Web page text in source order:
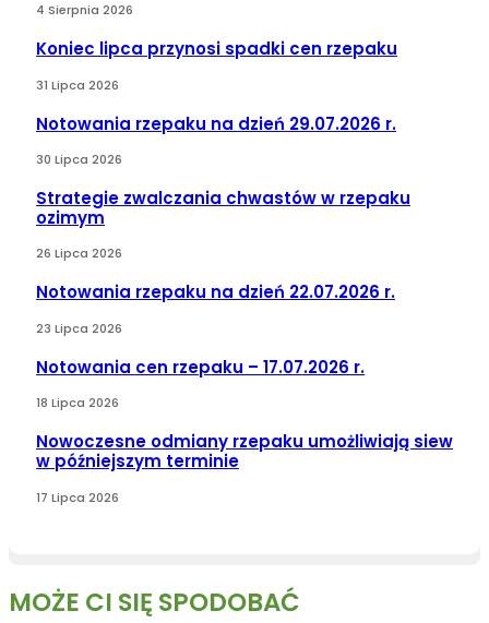
4 Sierpnia 2026
Koniec lipca przynosi spadki cen rzepaku
31 Lipca 2026
Notowania rzepaku na dzień 29.07.2026 r.
30 Lipca 2026
Strategie zwalczania chwastów w rzepaku
ozimym
26 Lipca 2026
Notowania rzepaku na dzień 22.07.2026 r.
23 Lipca 2026
Notowania cen rzepaku – 17.07.2026 r.
18 Lipca 2026
Nowoczesne odmiany rzepaku umożliwiają siew
w późniejszym terminie
17 Lipca 2026
MOŻE CI SIĘ SPODOBAĆ